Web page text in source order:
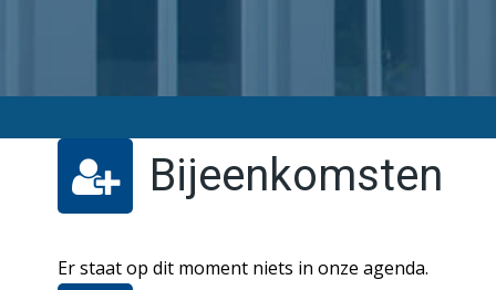
Bijeenkomsten
Er staat op dit moment niets in onze agenda.